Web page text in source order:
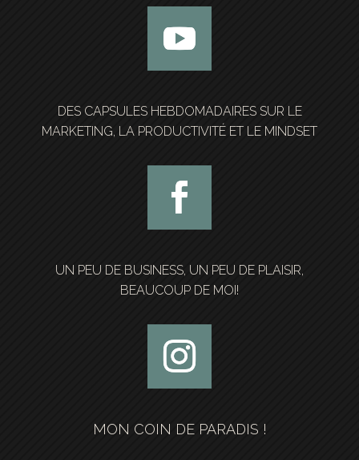
DES CAPSULES HEBDOMADAIRES SUR LE
MARKETING, LA PRODUCTIVITÉ ET LE MINDSET
UN PEU DE BUSINESS, UN PEU DE PLAISIR,
BEAUCOUP DE MOI!
MON COIN DE PARADIS !